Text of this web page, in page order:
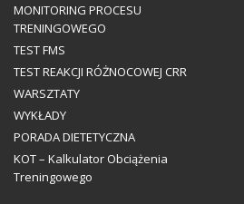
MONITORING PROCESU
TRENINGOWEGO
TEST FMS
TEST REAKCJI RÓŻNOCOWEJ CRR
WARSZTATY
WYKŁADY
PORADA DIETETYCZNA
KOT – Kalkulator Obciążenia
Treningowego